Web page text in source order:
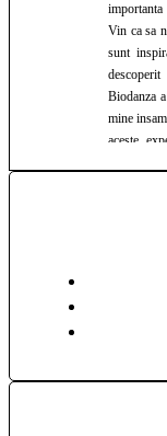
Vin ca sa
sunt
Biodanza
mine
aceste experiente. Biodanza este
metoda a
include
stimula